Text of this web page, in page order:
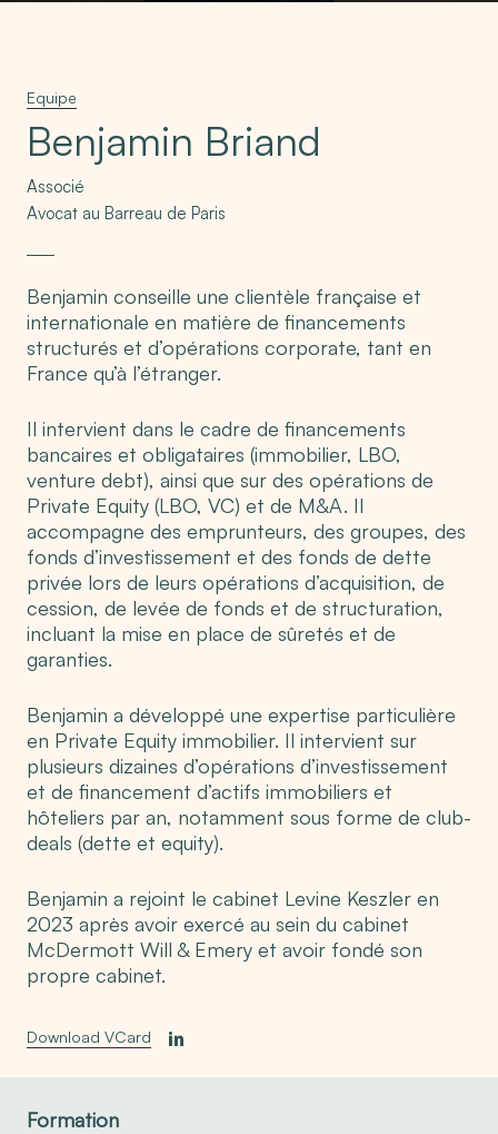
Equipe
Benjamin Briand
Associé
Avocat au Barreau de Paris
Benjamin conseille une clientèle française et
internationale en matière de financements
structurés et d’opérations corporate, tant en
France qu’à l’étranger.
Il intervient dans le cadre de financements
bancaires et obligataires (immobilier, LBO,
venture debt), ainsi que sur des opérations de
Private Equity (LBO, VC) et de M&A. Il
accompagne des emprunteurs, des groupes, des
fonds d’investissement et des fonds de dette
privée lors de leurs opérations d’acquisition, de
cession, de levée de fonds et de structuration,
incluant la mise en place de sûretés et de
garanties.
Benjamin a développé une expertise particulière
en Private Equity immobilier. Il intervient sur
plusieurs dizaines d’opérations d’investissement
et de financement d’actifs immobiliers et
hôteliers par an, notamment sous forme de club-
deals (dette et equity).
Benjamin a rejoint le cabinet Levine Keszler en
2023 après avoir exercé au sein du cabinet
McDermott Will & Emery et avoir fondé son
propre cabinet.
Download VCard
Formation